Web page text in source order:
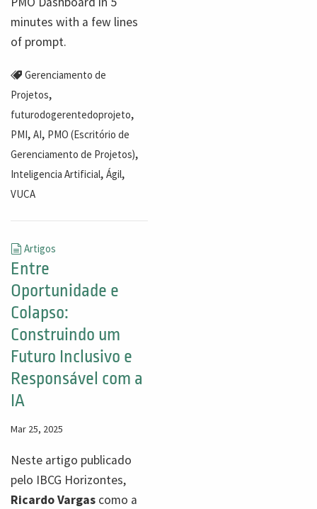
minutes with a few lines
of prompt.
Gerenciamento de
Projetos,
futurodogerentedoprojeto,
PMI, AI, PMO (Escritório de
Gerenciamento de Projetos),
Inteligencia Artificial, Ágil,
VUCA
Artigos
Entre
Oportunidade e
Colapso:
Construindo um
Futuro Inclusivo e
Responsável com a
IA
Mar 25, 2025
Neste artigo publicado
pelo IBCG Horizontes,
Ricardo Vargas como a